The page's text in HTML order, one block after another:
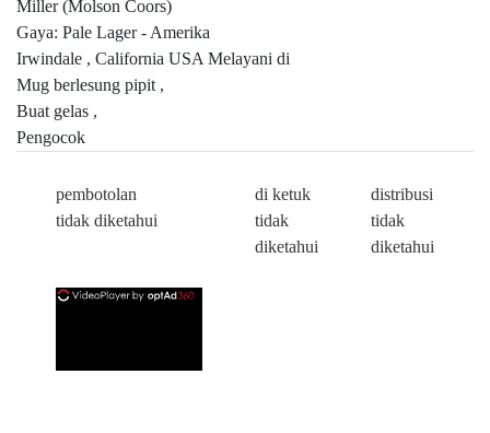
Miller (Molson Coors)
Gaya: Pale Lager - Amerika
Irwindale , California USA Melayani di
Mug berlesung pipit ,
Buat gelas ,
Pengocok
pembotolan
tidak diketahui
di ketuk
tidak
diketahui
distribusi
tidak
diketahui